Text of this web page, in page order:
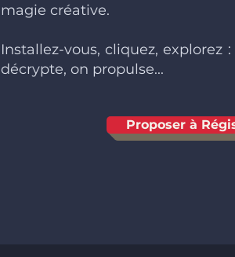
magie créative.
Installez-vous, cliquez, explorez
décrypte, on propulse...
Proposer à